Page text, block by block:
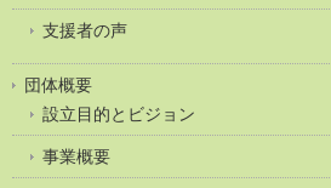
支援者の声
団体概要
設立目的とビジョン
事業概要